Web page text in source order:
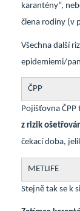
karantény“,
člena rodiny (v
Všechna další
epidemiemi/
ČPP
Pojišťovna
z rizik
čekací doba,
METLIFE
Stejně tak se k